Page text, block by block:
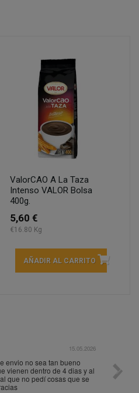
ValorCAO A La Taza
Intenso VALOR Bolsa
400g.
5,60 €
€16.80 Kg
AÑADIR AL CARRITO
15.05.2026
envio no sea tan bueno
vienen dentro de 4 dias y al
que no pedí cosas que se